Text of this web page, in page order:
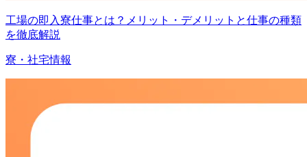
工場の即入寮仕事とは？メリット・デメリットと仕事の種類
を徹底解説
寮・社宅情報